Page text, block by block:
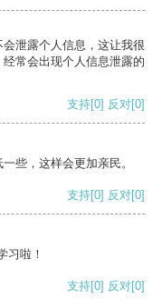
泄露个人信息，这让我很
常会出现个人信息泄露的
支持[0] 反对[0]
些，这样会更加亲民。
支持[0] 反对[0]
习啦！
支持[0] 反对[0]